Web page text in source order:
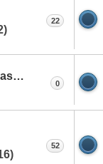
22
Präsentation gefährdeter Haustierrassen in Witzenhausen
0
52